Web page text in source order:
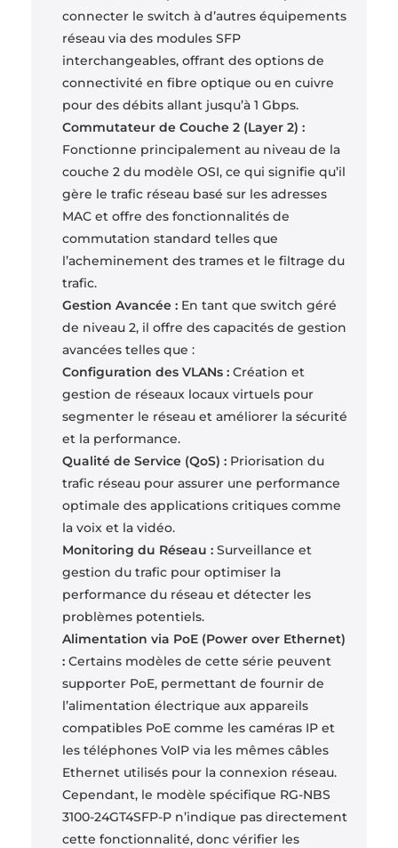
connecter le switch à d’autres équipements
réseau via des modules SFP
interchangeables, offrant des options de
connectivité en fibre optique ou en cuivre
pour des débits allant jusqu’à 1 Gbps.
Commutateur de Couche 2 (Layer 2) :
Fonctionne principalement au niveau de la
couche 2 du modèle OSI, ce qui signifie qu’il
gère le trafic réseau basé sur les adresses
MAC et offre des fonctionnalités de
commutation standard telles que
l’acheminement des trames et le filtrage du
trafic.
Gestion Avancée :En tant que switch géré
de niveau 2, il offre des capacités de gestion
avancées telles que :
Configuration des VLANs :Création et
gestion de réseaux locaux virtuels pour
segmenter le réseau et améliorer la sécurité
et la performance.
Qualité de Service (QoS) :Priorisation du
trafic réseau pour assurer une performance
optimale des applications critiques comme
la voix et la vidéo.
Monitoring du Réseau :Surveillance et
gestion du trafic pour optimiser la
performance du réseau et détecter les
problèmes potentiels.
Alimentation via PoE (Power over Ethernet)
:Certains modèles de cette série peuvent
supporter PoE, permettant de fournir de
l’alimentation électrique aux appareils
compatibles PoE comme les caméras IP et
les téléphones VoIP via les mêmes câbles
Ethernet utilisés pour la connexion réseau.
Cependant, le modèle spécifique RG-NBS
3100-24GT4SFP-P n’indique pas directement
cette fonctionnalité, donc vérifier les